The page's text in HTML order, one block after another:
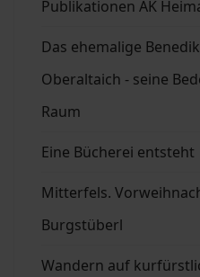
Publikationen AK
Das ehemalige
Oberaltaich - seine
Raum
Eine Bücherei entsteht
Mitterfels.
Burgstüberl
Wandern auf